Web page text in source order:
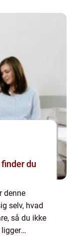
du
denne
selv, hvad
så du ikke
ligger